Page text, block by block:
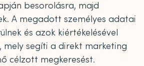
besorolásra, majd
A megadott személyes adatai
és azok kiértékelésével
mely segíti a direkt marketing
célzott megkeresést.